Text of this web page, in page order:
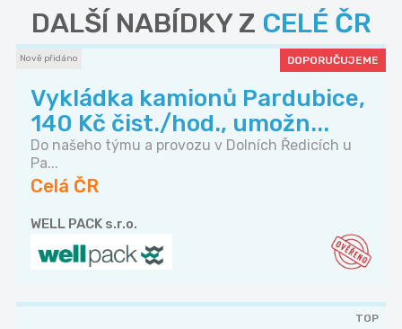
DALŠÍ NABÍDKY Z CELÉ ČR
Nově přidáno DOPORUČUJEME
Vykládka kamionů Pardubice,
140 Kč čist./hod., umožn...
Do našeho týmu a provozu v Dolních Ředicích u
Pa...
Celá ČR
WELL PACK s.r.o.
TOP